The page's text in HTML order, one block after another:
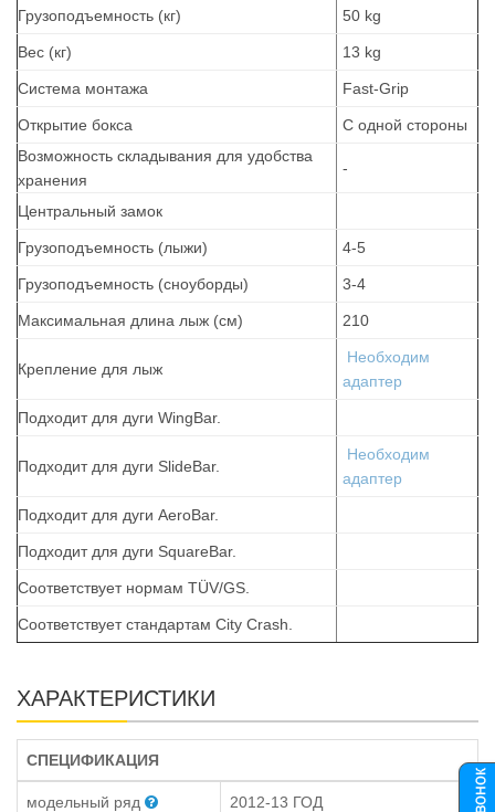
Грузоподъемность (кг) 50 kg
Вес (кг) 13 kg
Система монтажа Fast-Grip
Открытие бокса
С одной стороны
Возможность складывания для удобства
хранения
-
Центральный замок
Грузоподъемность (лыжи) 4-5
Грузоподъемность (сноуборды) 3-4
Максимальная длина лыж (см) 210
Крепление для лыж
Необходим
адаптер
Подходит для дуги WingBar.
Подходит для дуги SlideBar.
Необходим
адаптер
Подходит для дуги AeroBar.
Подходит для дуги SquareBar.
Соответствует нормам TÜV/GS.
Соответствует стандартам City Crash.
ХАРАКТЕРИСТИКИ
СПЕЦИФИКАЦИЯ
модельный ряд 2012-13 ГОД